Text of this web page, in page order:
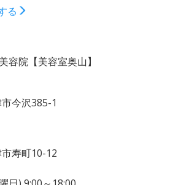
る
容院【美容室奥山】
今沢385-1
寿町10-12